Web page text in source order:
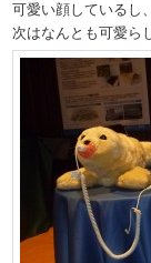
可愛い顔しているし
次はなんとも可愛ら